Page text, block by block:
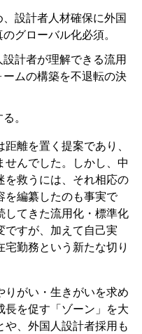
設計者人材確保に外国
グローバル化必須。
計者が理解できる流用
ムの構築を不退転の決
。
離を置く提案であり、
せんでした。しかし、中
を救うには、それ相応の
を編纂したのも事実で
してきた流用化・標準化
ですが、加えて自己実
勤務という新たな切り
りがい・生きがいを求め
長を促す「ゾーン」を大
や、外国人設計者採用も